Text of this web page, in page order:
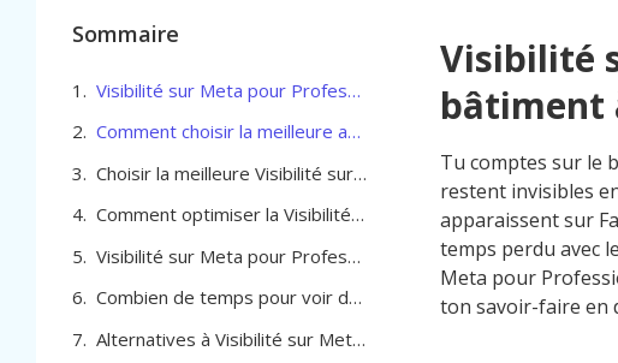
Sommaire
Visibilité sur Meta pour Professionel du bâtiment à Molenbeek-Saint-Jean
Comment choisir la meilleure agence pour optimiser votre Visibilité sur Meta pour Professionel du bâtiment à Molenbeek-Saint-Jean
Choisir la meilleure Visibilité sur Meta pour Professionel du bâtiment à Molenbeek-Saint-Jean
Comment optimiser la Visibilité sur Meta pour Professionel du bâtiment à Molenbeek-Saint-Jean
Visibilité sur Meta pour Professionel du bâtiment à Molenbeek-Saint-Jean
Combien de temps pour voir des résultats avec Visibilité sur Meta à Molenbeek-Saint-Jean
Alternatives à Visibilité sur Meta pour Professionel du bâtiment à Molenbeek-Saint-Jean
Visibilité
bâtiment
Tu comptes sur le
restent invisibles
apparaissent sur
temps perdu avec
Meta pour
ton savoir-faire en